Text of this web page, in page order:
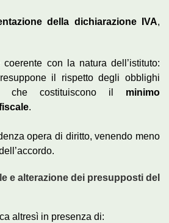
della dichiarazione IVA,
con la natura dell’istituto:
il rispetto degli obblighi
che costituiscono il minimo
.
opera di diritto, venendo meno
e alterazione dei presupposti del
altresì in presenza di: